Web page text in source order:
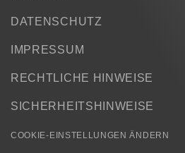
DATENSCHUTZ
IMPRESSUM
RECHTLICHE HINWEISE
SICHERHEITSHINWEISE
COOKIE-EINSTELLUNGEN ÄNDERN